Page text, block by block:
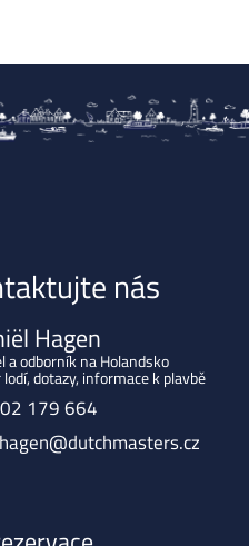
nás
Hagen
a odborník na Holandsko
dotazy, informace k plavbě
179 664